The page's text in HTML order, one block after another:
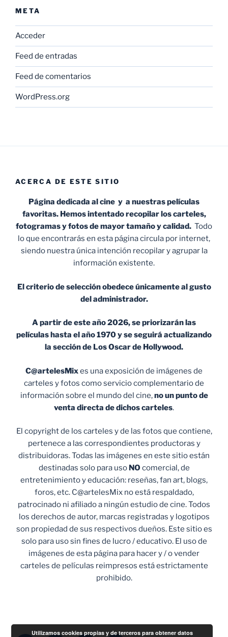
META
Acceder
Feed de entradas
Feed de comentarios
WordPress.org
ACERCA DE ESTE SITIO
Página dedicada al cine y a nuestras películas
favoritas. Hemos intentado recopilar los carteles,
fotogramas y fotos de mayor tamaño y calidad. Todo
lo que encontrarás en esta página circula por internet,
siendo nuestra única intención recopilar y agrupar la
información existente.
El criterio de selección obedece únicamente al gusto
del administrador.
A partir de este año 2026, se priorizarán las
películas hasta el año 1970 y se seguirá actualizando
la sección de Los Oscar de Hollywood.
C@artelesMixes una exposición de imágenes de
carteles y fotos como servicio complementario de
información sobre el mundo del cine,no un punto de
venta directa de dichos carteles.
El copyright de los carteles y de las fotos que contiene,
pertenece a las correspondientes productoras y
distribuidoras. Todas las imágenes en este sitio están
destinadas solo para uso NO comercial, de
entretenimiento y educación: reseñas, fan art, blogs,
foros, etc. C@artelesMix no está respaldado,
patrocinado ni afiliado a ningún estudio de cine. Todos
los derechos de autor, marcas registradas y logotipos
son propiedad de sus respectivos dueños. Este sitio es
solo para uso sin fines de lucro / educativo. El uso de
imágenes de esta página para hacer y / o vender
carteles de películas reimpresos está estrictamente
prohibido.
Utilizamos cookies propias y de terceros para obtener datos